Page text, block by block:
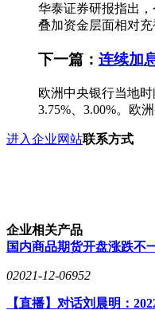
华泰证券研报指出
叠加资金层面相对
下一篇： 连续加
欧洲中央银行当地
3.75%、3.00%。欧
进入企业网站联系方式
企业相关产品
国内商品期货开盘涨跌不
02021-12-06952
【直播】对话刘晨明：